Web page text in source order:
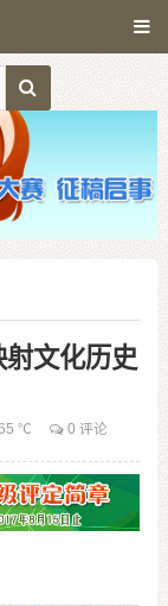
文化历史
℃ 0 评论